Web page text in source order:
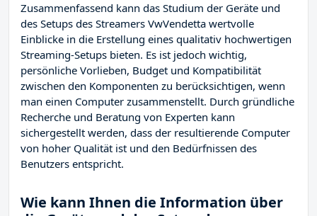
Zusammenfassend kann das Studium der Geräte und
des Setups des Streamers VwVendetta wertvolle
Einblicke in die Erstellung eines qualitativ hochwertigen
Streaming-Setups bieten. Es ist jedoch wichtig,
persönliche Vorlieben, Budget und Kompatibilität
zwischen den Komponenten zu berücksichtigen, wenn
man einen Computer zusammenstellt. Durch gründliche
Recherche und Beratung von Experten kann
sichergestellt werden, dass der resultierende Computer
von hoher Qualität ist und den Bedürfnissen des
Benutzers entspricht.
Wie kann Ihnen die Information über